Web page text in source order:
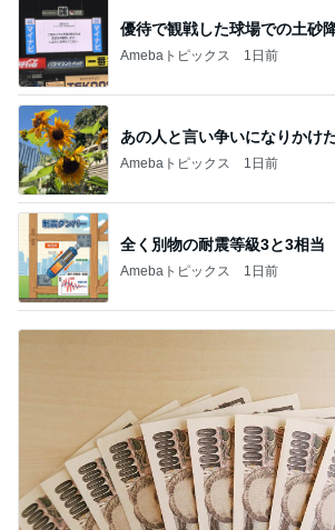
優待で観戦した球場での土砂
Amebaトピックス 1日前
あの人と言い争いになりかけ
Amebaトピックス 1日前
全く別物の耐震等級3と3相当
Amebaトピックス 1日前